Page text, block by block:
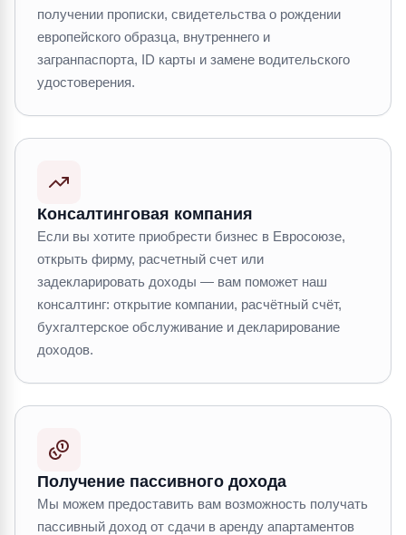
получении прописки, свидетельства о рождении
европейского образца, внутреннего и
загранпаспорта, ID карты и замене водительского
удостоверения.
Консалтинговая компания
Если вы хотите приобрести бизнес в Евросоюзе,
открыть фирму, расчетный счет или
задекларировать доходы — вам поможет наш
консалтинг: открытие компании, расчётный счёт,
бухгалтерское обслуживание и декларирование
доходов.
Получение пассивного дохода
Мы можем предоставить вам возможность получать
пассивный доход от сдачи в аренду апартаментов